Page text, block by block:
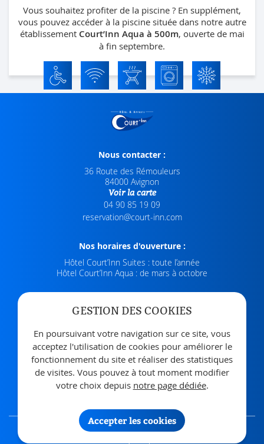
Vous souhaitez profiter de la piscine ? En supplément,
vous pouvez accéder à la piscine située dans notre autre
établissement Court’Inn Aqua à 500m, ouverte de mai
à fin septembre.
Nous contacter :
36 Route des Rémouleurs
84000 Avignon
Voir la carte
04 90 85 19 09
Nos horaires d'ouverture :
Hôtel Court’Inn Suites : toute l’année
Hôtel Court’Inn Aqua : de mars à octobre
Inscription newsletter :
Tenez vous informé de nos dernières actualités et offres.
Mentions Légales
GESTION DES COOKIES
En poursuivant votre navigation sur ce site, vous
acceptez l'utilisation de cookies pour améliorer le
fonctionnement du site et réaliser des statistiques
de visites. Vous pouvez à tout moment modifier
votre choix depuis notre page dédiée.
Accepter les cookies